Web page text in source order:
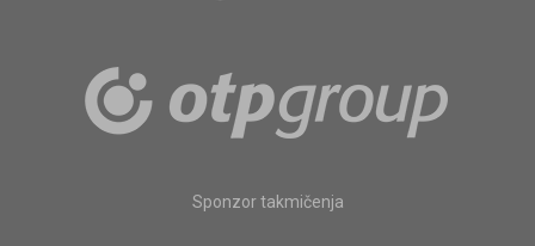
Sponzor takmičenja